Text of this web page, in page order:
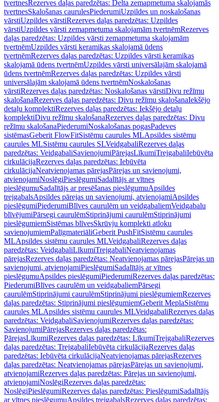
tvertnesRezerves daļas paredzētas: Delta zemapmetuma skalojamās
tvertnesSkalošanas caurulesPiederumiUzpildes un noskalošanas
vārstiUzpildes vārstiRezerves daļas paredzētas: Uzpildes
vārstiUzpildes vārsti zemapmetuma skalojamām tvertnēmRezerves
daļas paredzētas: Uzpildes vārsti zemapmetuma skalojamām
tvertnēmUzpildes vārsti keramikas skalojamā ūdens
tvertnēmRezerves daļas paredzētas: Uzpildes vārsti keramikas
skalojamā ūdens tvertnēmUzpildes vārsti universālajām skalojamā
ūdens tvertnēmRezerves daļas paredzētas: Uzpildes vārsti
universālajām skalojamā ūdens tvertnēmNoskalošanas
vārstiRezerves daļas paredzētas: Noskalošanas vārstiDivu režīmu
skalošanaRezerves daļas paredzētas: Divu režīmu skalošanaIekšējo
detaļu komplektiRezerves daļas paredzētas: Iekšējo detaļu
komplektiDivu režīmu skalošanaRezerves daļas paredzētas: Divu
režīmu skalošanaPiederumiNoskalošanas pogasPadeves
sistēmasGeberit FlowFitSistēmu caurules MLApsildes sistēmu
caurules MLSistēmu caurules SLVeidgabaliRezerves daļas
paredzētas: VeidgabaliSavienojumiPārejasLīkumiTrejgabaliIebūvēta
cirkulācijaRezerves daļas paredzētas: Iebūvēta
cirkulācijaNeatvienojamas pārejasPārejas un savienojumi,
atvienojamiNoslēgiPieslēgumiSadalītājs ar vītnes
pieslēgumuSadalītājs ar presēšanas pieslēgumuApsildes
trejgabalsApsildes pārejas un savienojumi, atvienojamiApsildes
pieslēgumiPiederumiBlīves caurulēm un veidgabaliemVeidgabalu
blīvējumiPārsegi caurulēmStiprinājumi caurulēmStiprinājumi
pieslēgumiemSistēmas blīvesSkrūvju komplekti atloku
savienojumiemPalīgmateriāliGeberit PushFitSistēmu caurules
MLApsildes sistēmu caurules MLVeidgabaliRezerves daļas
paredzētas: VeidgabaliLīkumiTrejgabaliNeatvienojamas
pārejasRezerves daļas paredzētas: Neatvienojamas pārejasPārejas un
savienojumi, atvienojamiPieslēgumiSadalītājs ar vītnes
pieslēgumuApsildes pieslēgumiPiederumiRezerves daļas paredzētas:
PiederumiBlīves caurulēm un veidgabaliemPārsegi
caurulēmStiprinājumi caurulēmStiprinājumi pieslēgumiemRezerves
daļas paredzētas: Stiprinājumi pieslēgumiemGeberit MeplaSistēmu
caurules MLApsildes sistēmu caurules MLVeidgabaliRezerves daļas
paredzētas: VeidgabaliSavienojumiRezerves daļas paredzētas:
SavienojumiPārejasRezerves daļas paredzētas:
PārejasLīkumiRezerves daļas paredzētas: LīkumiTrejgabaliRezerves
daļas paredzētas: TrejgabaliIebūvēta cirkulācijaRezerves daļas
paredzētas: Iebūvēta cirkulācijaNeatvienojamas pārejasRezerves
daļas paredzētas: Neatvienojamas pārejasPārejas un savienojumi,
atvienojamiRezerves daļas paredzētas: Pārejas un savienojumi,
atvienojamiNoslēgiRezerves daļas paredzētas:
NoslēgiPieslēgumiRezerves daļas paredzētas: PieslēgumiSadalītājs
ar vītnes pieslēgumuApsildes trejgabalsRezerves daļas paredzētas: